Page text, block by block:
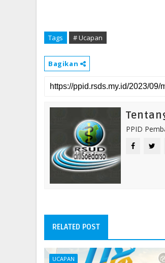
Tags # Ucapan
Bagikan
PPID
RELATED POST
UCAPAN